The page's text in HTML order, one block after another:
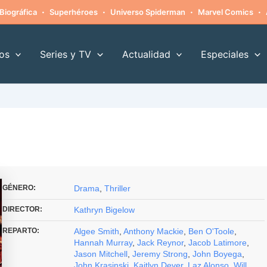
Biográfica · Superhéroes · Universo Spiderman · Marvel Comics ·
Series y TV Actualidad Especiales
GÉNERO: Drama Thriller
DIRECTOR: Kathryn Bigelow
REPARTO: Algee Smith Anthony Mackie Ben O'Toole
Hannah Murray, Jack Reynor, Jacob Latimore
Jason Mitchell Jeremy Strong John Boyega